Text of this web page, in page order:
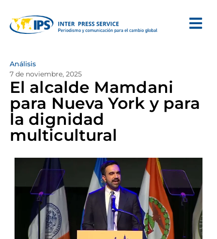
Análisis
7 de noviembre, 2025
El alcalde Mamdani
para Nueva York y para
la dignidad
multicultural